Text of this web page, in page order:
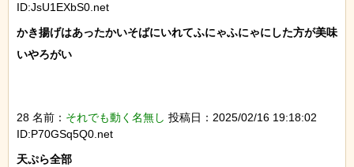
ID:JsU1EXbS0.net
かき揚げはあったかいそばにいれてふにゃふにゃにした方が美味
いやろがい
28 名前： それでも動く名無し 投稿日：2025/02/16 19:18:02
ID:P70GSq5Q0.net
天ぷら全部